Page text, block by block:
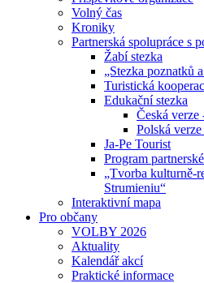
Volný čas
Kroniky
Partnerská spolupráce s
Žabí stezka
„Stezka poznatků
Turistická
Edukační stezka
Česká verze
Polská
Ja-Pe Tourist
Program
„Tvorba kulturně-
Strumieniu“
Interaktivní mapa
Pro občany
VOLBY 2026
Aktuality
Kalendář akcí
Praktické informace